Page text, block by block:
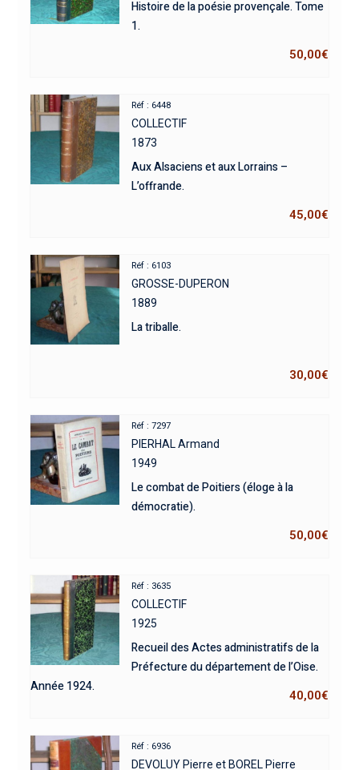
Histoire de la poésie provençale. Tome
1.
50,00€
Réf : 6448
COLLECTIF
1873
Aux Alsaciens et aux Lorrains –
L’offrande.
45,00€
Réf : 6103
GROSSE-DUPERON
1889
La triballe.
30,00€
Réf : 7297
PIERHAL Armand
1949
Le combat de Poitiers (éloge à la
démocratie).
50,00€
Réf : 3635
COLLECTIF
1925
Recueil des Actes administratifs de la
Préfecture du département de l’Oise.
Année 1924.
40,00€
Réf : 6936
DEVOLUY Pierre et BOREL Pierre